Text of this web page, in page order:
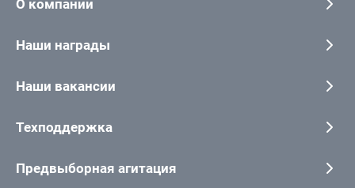
О компании
Наши награды
Наши вакансии
Техподдержка
Предвыборная агитация